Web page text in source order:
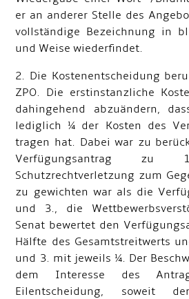
er an anderer Stelle des
vollständige Bezeichnung in
und Weise wiederfindet.
2. Die Kostenentscheidung
ZPO. Die erstinstanzliche
dahingehend abzuändern,
lediglich ¼ der Kosten des
tragen hat. Dabei war zu
Verfügungsantrag
Schutzrechtverletzung zum
zu gewichten war als die
und 3., die
Senat bewertet den
Hälfte des Gesamtstreitwerts
und 3. mit jeweils ¼. Der
dem Interesse des
Eilentscheidung, soweit